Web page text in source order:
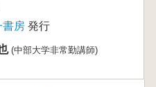
書房 発行
(中部大学非常勤講師)